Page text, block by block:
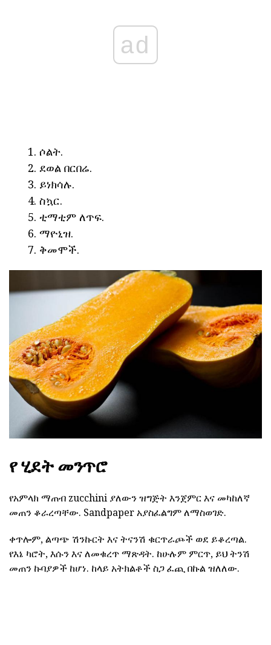
ad
ሶልት.
ደወል በርበሬ.
ይነክሳሉ.
ስኳር.
ቲማቲም ለጥፍ.
ማዮኒዝ.
ቅመሞች.
የ ሂደት መንጥሮ
የአምላክ ማጠብ zucchini ያለውን ዝግጅት እንጀምር እና መካከለኛ
መጠን ቆራረጣቸው. Sandpaper አያስፈልግም ለማስወገድ.
ቀጥሎም, ልጣጭ ሽንኩርት እና ትናንሽ ቁርጥራጮች ወደ ይቆረጣል.
የእኔ ካሮት, እሱን እና ለመቁረጥ ማጽዳት. ከሁሉም ምርጥ, ይህ ትንሽ
መጠን ኩባያዎች ከሆነ. ከላይ አትክልቶች ስጋ ፈጪ በኩል ዝለለው.